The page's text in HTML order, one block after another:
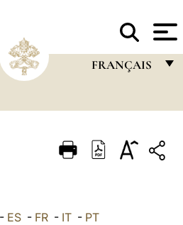
FRANÇAIS
ITALIANO
- ES - FR - IT - PT